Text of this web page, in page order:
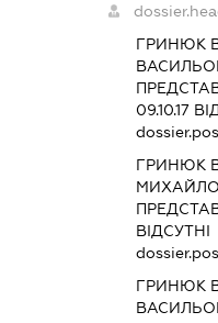
ГРИНЮК
09.10.17
ГРИНЮК
ВІДСУТНІ
ГРИНЮК